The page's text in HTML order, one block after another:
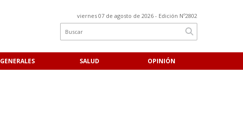
viernes 07 de agosto de 2026 - Edición Nº2802
GENERALES SALUD OPINIÓN